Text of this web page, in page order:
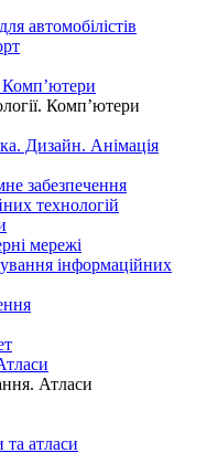
автомобілістів
Комп’ютери
Комп’ютери
Дизайн. Анімація
забезпечення
технологій
мережі
інформаційних
Атласи
та атласи